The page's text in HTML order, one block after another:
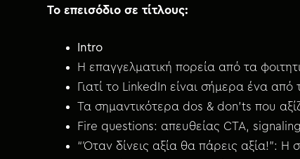
Το επεισόδιο σε τίτλους:
Intro
Η επαγγελματική πορεία από τα
Γιατί το LinkedIn είναι σήμερα ένα
Τα σημαντικότερα dos & don’ts που
Fire questions: απευθείας CTA,
“Όταν δίνεις αξία θα πάρεις αξία!”: